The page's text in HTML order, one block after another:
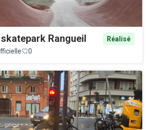
Rangueil
Réalisé
0